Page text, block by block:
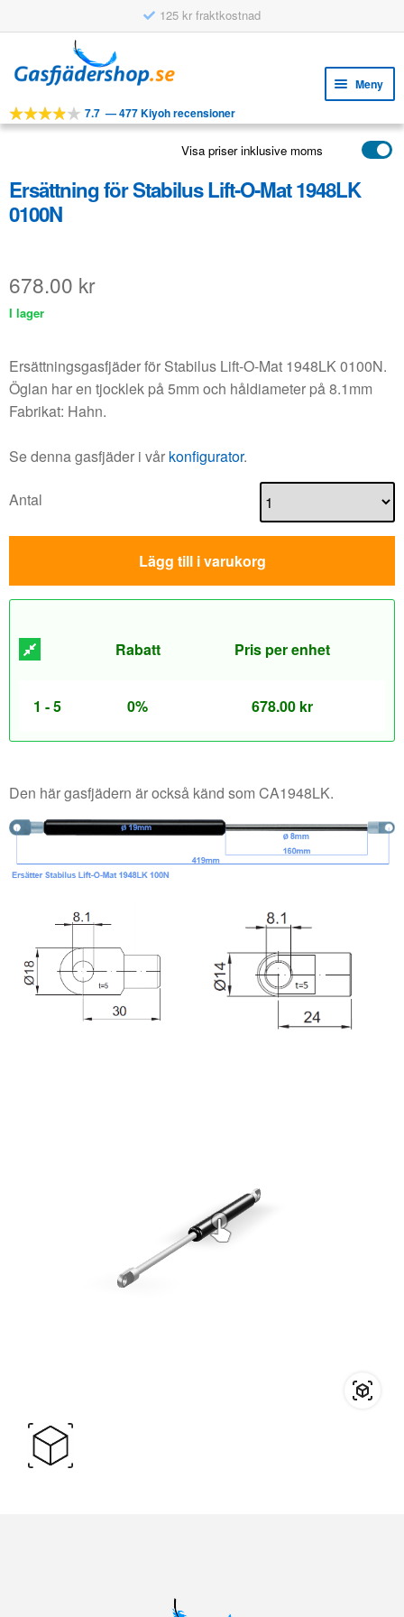
125 kr fraktkostnad
till
navigering
till
innehåll
Meny
VERKTYG
APPLIKATIONER
KUNDSERVICE
7.7 —477 Kiyoh recensioner
Visa priser inklusive moms
Ersättning för Stabilus Lift-O-Mat 1948LK
0100N
678.00 kr
I lager
Ersättningsgasfjäder för Stabilus Lift-O-Mat 1948LK 0100N.
Öglan har en tjocklek på 5mm och håldiameter på 8.1mm
Fabrikat: Hahn.
Se denna gasfjäder i vår konfigurator.
Antal
Lägg till i varukorg
Rabatt Pris per enhet
1 - 5 0% 678.00 kr
Den här gasfjädern är också känd som CA1948LK.